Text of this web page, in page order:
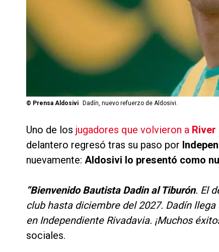
© Prensa Aldosivi Dadín, nuevo refuerzo de Aldosivi.
Uno de los jugadores que volvieron a River
delantero regresó tras su paso por
nuevamente: Aldosivi lo presentó como
“Bienvenido Bautista Dadin al Tiburón. El
club hasta diciembre del 2027. Dadín
en Independiente Rivadavia. ¡Muchos
sociales.